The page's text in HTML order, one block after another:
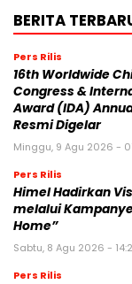
BERITA
Pers Rilis
16th Worldwide
Congress &
Award (IDA)
Resmi Digelar
Minggu, 9 Agu 2026 -
Pers Rilis
Himel Hadirkan
melalui
Home”
Sabtu, 8 Agu 2026 -
Pers Rilis